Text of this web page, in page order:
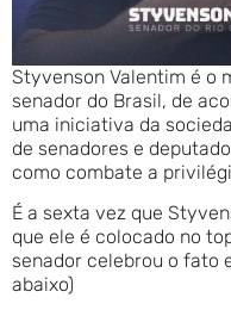
Styvenson Valentim é o
senador do Brasil, de
uma iniciativa da
de senadores e
como combate a
É a sexta vez que
que ele é colocado no
senador celebrou o fato
abaixo)